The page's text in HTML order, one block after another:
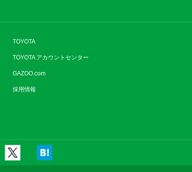
TOYOTA
TOYOTA アカウントセンター
GAZOO.com
採用情報